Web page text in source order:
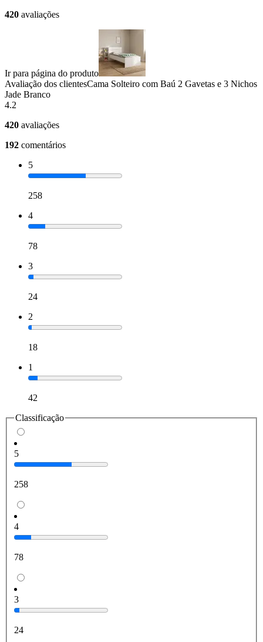
420 avaliações
Ir para página do produto
Avaliação dos clientesCama Solteiro com Baú 2 Gavetas e 3 Nichos
Jade Branco
4.2
420 avaliações
192 comentários
5
258
4
78
3
24
2
18
1
42
Classificação
5
258
4
78
3
24